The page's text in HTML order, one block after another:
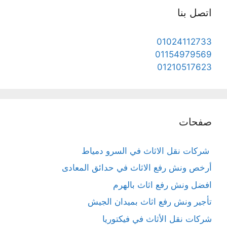
اتصل بنا
01024112733
01154979569
01210517623
صفحات
شركات نقل الاثاث في السرو دمياط
أرخص ونش رفع الاثاث في حدائق المعادى
افضل ونش رفع اثاث بالهرم
تأجير ونش رفع اثاث بميدان الجيش
شركات نقل الأثاث في فيكتوريا